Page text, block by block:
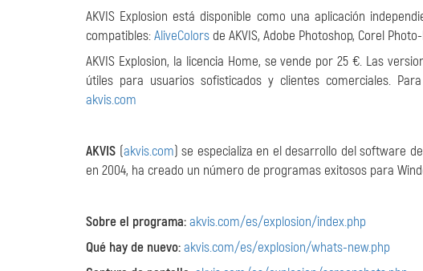
AKVIS Explosion está disponible como una aplicación
compatibles:AliveColors de AKVIS, Adobe Photoshop, Corel
AKVIS Explosion, la licencia Home, se vende por 25 €. Las
útiles para usuarios sofisticados y clientes comerciales.
akvis.com
AKVIS (akvis.com) se especializa en el desarrollo del software
en 2004, ha creado un número de programas exitosos para
Sobre el programa:akvis.com/es/explosion/index.php
Qué hay de nuevo:akvis.com/es/explosion/whats-new.php